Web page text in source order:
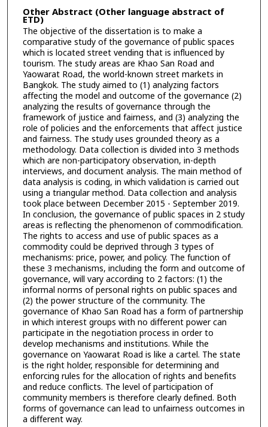
Other Abstract (Other language abstract of
ETD)
The objective of the dissertation is to make a
comparative study of the governance of public spaces
which is located street vending that is influenced by
tourism. The study areas are Khao San Road and
Yaowarat Road, the world-known street markets in
Bangkok. The study aimed to (1) analyzing factors
affecting the model and outcome of the governance (2)
analyzing the results of governance through the
framework of justice and fairness, and (3) analyzing the
role of policies and the enforcements that affect justice
and fairness. The study uses grounded theory as a
methodology. Data collection is divided into 3 methods
which are non-participatory observation, in-depth
interviews, and document analysis. The main method of
data analysis is coding, in which validation is carried out
using a triangular method. Data collection and analysis
took place between December 2015 - September 2019.
In conclusion, the governance of public spaces in 2 study
areas is reflecting the phenomenon of commodification.
The rights to access and use of public spaces as a
commodity could be deprived through 3 types of
mechanisms: price, power, and policy. The function of
these 3 mechanisms, including the form and outcome of
governance, will vary according to 2 factors: (1) the
informal norms of personal rights on public spaces and
(2) the power structure of the community. The
governance of Khao San Road has a form of partnership
in which interest groups with no different power can
participate in the negotiation process in order to
develop mechanisms and institutions. While the
governance on Yaowarat Road is like a cartel. The state
is the right holder, responsible for determining and
enforcing rules for the allocation of rights and benefits
and reduce conflicts. The level of participation of
community members is therefore clearly defined. Both
forms of governance can lead to unfairness outcomes in
a different way.